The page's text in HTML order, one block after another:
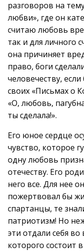
разговоров на
любви», где он
считаю любовь
так и для личного
она причиняет
право, боги
человечеству,
своих «Письмах о
«О, любовь,
ты сделала!».
Его юное сердце
чувство, которое
одну любовь
отечеству. Его
него все. Для нее
пожертвовал бы
спартанцы, те
патриотизм! Но
эти отдали себя во
которого состоит